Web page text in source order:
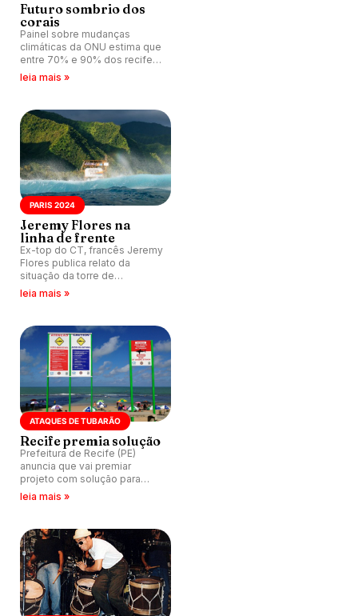
Futuro sombrio dos
corais
Painel sobre mudanças
climáticas da ONU estima que
entre 70% e 90% dos recifes
de corais podem morrer com
leia mais »
PARIS 2024
Jeremy Flores na
linha de frente
Ex-top do CT, francês Jeremy
Flores publica relato da
situação da torre de
julgamento dos Jogos
leia mais »
ATAQUES DE TUBARÃO
Recife premia solução
Prefeitura de Recife (PE)
anuncia que vai premiar
projeto com solução para
ataques de tubarões na
leia mais »